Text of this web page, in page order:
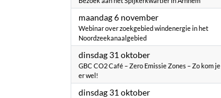
maandag 6 november2023
Webinar over zoekgebied windenergie in het
Noordzeekanaalgebied
dinsdag 31 oktober2023
GBC CO2 Café – Zero Emissie Zones – Zo kom je
er wel!
dinsdag 31 oktober2023